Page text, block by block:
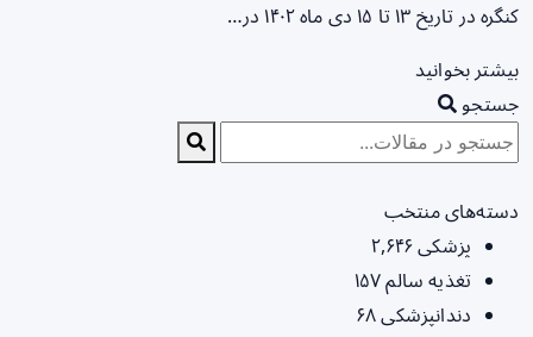
کنگره در تاریخ ۱۳ تا ۱۵ دی ماه ۱۴۰۲ در…
بیشتر بخوانید
جستجو
دسته‌های منتخب
پزشکی۲,۶۴۶
تغذیه سالم۱۵۷
دندانپزشکی۶۸